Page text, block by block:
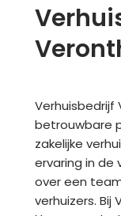
Verhuisbedrijf
betrouwbare
zakelijke
ervaring in de
over een
verhuizers. Bij